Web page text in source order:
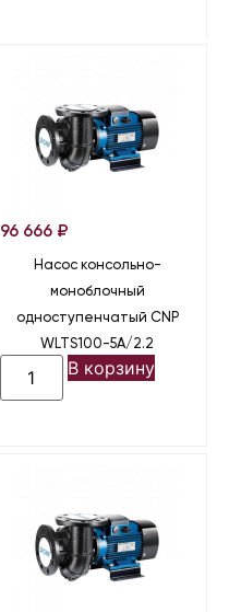
96 666 ₽
Насос консольно-
моноблочный
одноступенчатый CNP
WLTS100-5A/2.2
В корзину